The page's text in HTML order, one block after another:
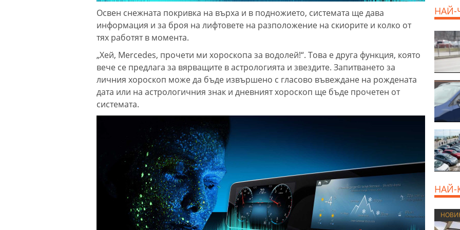
Освен снежната покривка на върха и в подножието, системата ще дава
информация и за броя на лифтовете на разположение на скиорите и колко от
тях работят в момента.
„Хей, Mercedes, прочети ми хороскопа за водолей!“. Това е друга функция, която
вече се предлага за вярващите в астрологията и звездите. Запитването за
личния хороскоп може да бъде извършено с гласово въвеждане на рождената
дата или на астрологичния знак и дневният хороскоп ще бъде прочетен от
системата.
НАЙ-
НАЙ-